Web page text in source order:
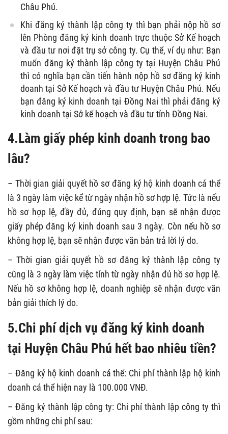
Châu Phú.
Khi đăng ký thành lập công ty thì bạn phải nộp hồ sơ
lên Phòng đăng ký kinh doanh trực thuộc Sở Kế hoạch
và đầu tư nơi đặt trụ sở công ty. Cụ thể, ví dụ như: Bạn
muốn đăng ký thành lập công ty tại Huyện Châu Phú
thì có nghĩa bạn cần tiến hành nộp hồ sơ đăng ký kinh
doanh tại Sở Kế hoạch và đầu tư Huyện Châu Phú. Nếu
bạn đăng ký kinh doanh tại Đồng Nai thì phải đăng ký
kinh doanh tại Sở kế hoạch và đầu tư tỉnh Đồng Nai.
4.Làm giấy phép kinh doanh trong bao
lâu?
– Thời gian giải quyết hồ sơ đăng ký hộ kinh doanh cá thể
là 3 ngày làm việc kể từ ngày nhận hồ sơ hợp lệ. Tức là nếu
hồ sơ hợp lệ, đầy đủ, đúng quy định, bạn sẽ nhận được
giấy phép đăng ký kinh doanh sau 3 ngày. Còn nếu hồ sơ
không hợp lệ, bạn sẽ nhận được văn bản trả lời lý do.
– Thời gian giải quyết hồ sơ đăng ký thành lập công ty
cũng là 3 ngày làm việc tính từ ngày nhận đủ hồ sơ hợp lệ.
Nếu hồ sơ không hợp lệ, doanh nghiệp sẽ nhận được văn
bản giải thích lý do.
5.Chi phí dịch vụ đăng ký kinh doanh
tại Huyện Châu Phú hết bao nhiêu tiền?
– Đăng ký hộ kinh doanh cá thể: Chi phí thành lập hộ kinh
doanh cá thể hiện nay là 100.000 VNĐ.
– Đăng ký thành lập công ty: Chi phí thành lập công ty thì
gồm những chi phí sau: